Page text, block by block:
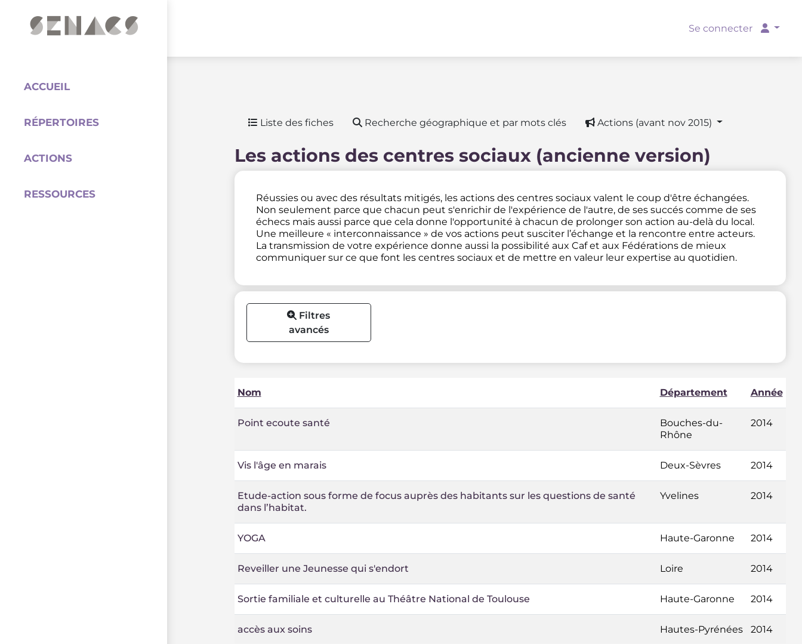
Se connecter
ACCUEIL
RÉPERTOIRES
ACTIONS
RESSOURCES
Coordination
Liste des fiches Recherche géographique et par mots clés Actions (avant nov 2015)
Les actions des centres sociaux (ancienne version)
Réussies ou avec des résultats mitigés, les actions des centres sociaux valent le coup d'être échangées.
Non seulement parce que chacun peut s'enrichir de l'expérience de l'autre, de ses succés comme de ses
échecs mais aussi parce que cela donne l'opportunité à chacun de prolonger son action au-delà du local.
Une meilleure « interconnaissance » de vos actions peut susciter l’échange et la rencontre entre acteurs.
La transmission de votre expérience donne aussi la possibilité aux Caf et aux Fédérations de mieux
communiquer sur ce que font les centres sociaux et de mettre en valeur leur expertise au quotidien.
Filtres
avancés
Nom Département Année
Point ecoute santé
Bouches-du-
Rhône
2014
Vis l'âge en marais Deux-Sèvres 2014
Etude-action sous forme de focus auprès des habitants sur les questions de santé
dans l’habitat.
Yvelines 2014
YOGA Haute-Garonne 2014
Reveiller une Jeunesse qui s'endort Loire 2014
Sortie familiale et culturelle au Théâtre National de Toulouse Haute-Garonne 2014
accès aux soins Hautes-Pyrénées 2014